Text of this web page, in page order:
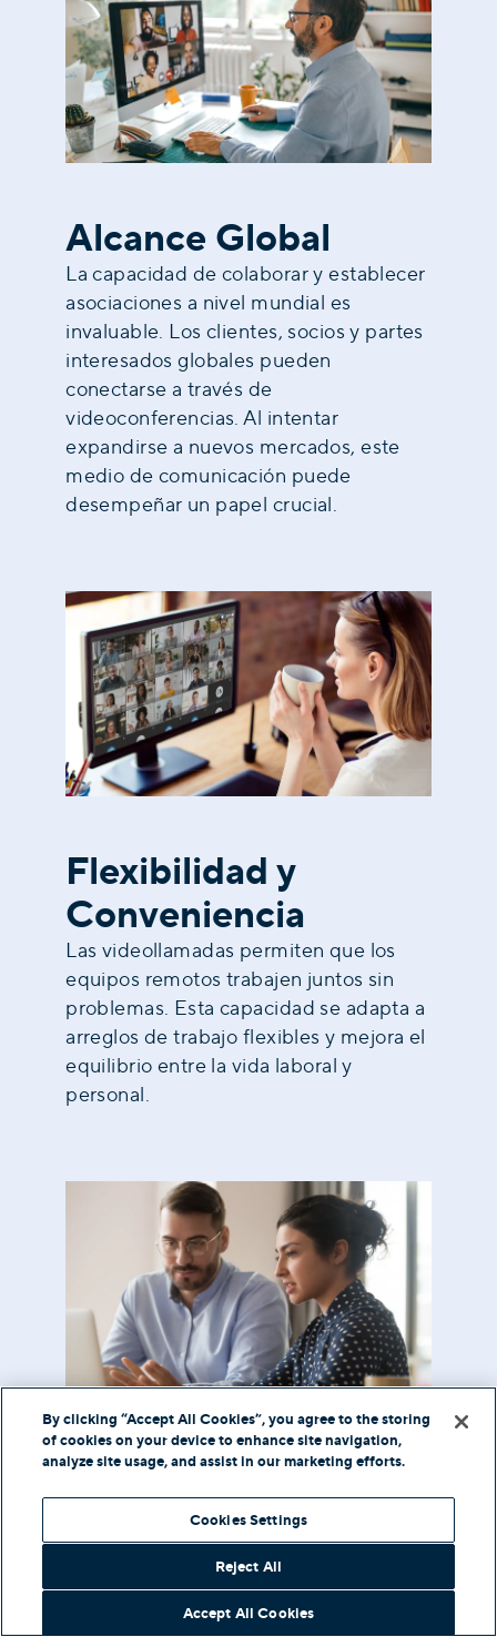
Alcance Global
La capacidad de colaborar y establecer
asociaciones a nivel mundial es
invaluable. Los clientes, socios y partes
interesados globales pueden
conectarse a través de
videoconferencias. Al intentar
expandirse a nuevos mercados, este
medio de comunicación puede
desempeñar un papel crucial.
Flexibilidad y
Conveniencia
Las videollamadas permiten que los
equipos remotos trabajen juntos sin
problemas. Esta capacidad se adapta a
arreglos de trabajo flexibles y mejora el
equilibrio entre la vida laboral y
personal.
Colaboración y
trabajo en Equipo
Mejorados
El uso compartido de pantalla, el uso
compartido de archivos y las pizarras
By clicking “Accept All Cookies”, you agree to the storing
of cookies on your device to enhance site navigation,
analyze site usage, and assist in our marketing efforts.
Cookies Settings
Reject All
Accept All Cookies